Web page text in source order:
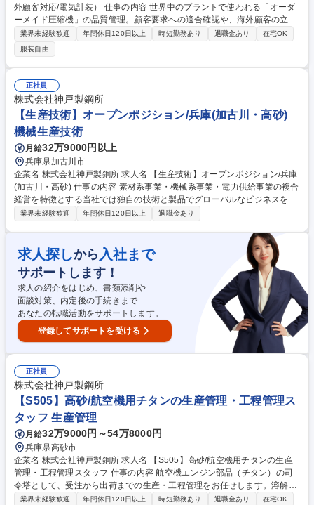
外顧客対応/電気計装） 仕事の内容 世界中のプラントで使われる「オーダ
ーメイド圧縮機」の品質管理。顧客要求への適合確認や、海外顧客の立会
い検査対応、不具合改善を担います。技術知識を活かし、グローバルな折
衝を通じて品質を守る重要職です 一点物である非汎用圧縮機の品質担保を
担当。 (1)各案件の客先立会い対応、検査成績書・要領書の作成(業務の4
0%) (2)不適合品への処置・再発防止策の立案 (3)品質失敗コスト削減に向
けた改善活動 顧客の約8割が海外のため、直接的な対話・交渉を通じてグ
ローバルに活躍可能です。QC未経験でも、機械・電気の基礎があればOJ
Tや資格取得支援を通じてスペシャリストを目指せます。 募集職種 未経験
OK【K619】高砂/品質管理（海外顧客対応/電気計装）
業界未経験歓迎 年間休日120日以上 時短勤務あり 退職金あり
在宅OK
服装自由
正社員
株式会社神戸製鋼所
【生産技術】オープンポジション/兵庫(加古川・高砂)
機械生産技術
月給32万9000円以上
兵庫県加古川市
企業名 株式会社神戸製鋼所 求人名 【生産技術】オープンポジション/兵庫
(加古川・高砂) 仕事の内容 素材系事業・機械系事業・電力供給事業の複合
経営を特徴とする当社では独自の技術と製品でグローバルなビジネスを展
開。業界シェアTOPクラスの製品も多数あります。そんな当社で生産技術
洗・圧延）の操業管理、技術開発■チタン製造における工程設計、品質・
コスト管理、工程改善、設備投資■チタン製造の上流工程（原料調達、溶
解、インゴット製造）の設備保全、設備改善、設備の自動化・DX化■熱交
換器製造の工程設計、サプライヤ技術指導・現場改善、トラブルシュー
ト、品質改善■チタン製造の下流工程の設備保全、設備改善、歩留り改善
募集職種 【生産技術】オープンポジション/兵庫(加古川・高砂)
業界未経験歓迎 年間休日120日以上 退職金あり
求人探しから 入社まで
サポートします！
求人の紹介をはじめ、書類添削や
面談対策、内定後の手続きまで
あなたの転職活動をサポートします。
登録してサポートを受ける
正社員
株式会社神戸製鋼所
【S505】高砂/航空機用チタンの生産管理・工程管理ス
タッフ 生産管理
月給32万9000円～54万8000円
兵庫県高砂市
企業名 株式会社神戸製鋼所 求人名 【S505】高砂/航空機用チタンの生産
管理・工程管理スタッフ 仕事の内容 航空機エンジン部品（チタン）の司
令塔として、受注から出荷までの生産・工程管理をお任せします。溶解・
鍛造・加工など全工程に関わり、世界規模の増産プロジェクトをコントロ
業界未経験歓迎 年間休日120日以上 時短勤務あり 退職金あり
在宅OK